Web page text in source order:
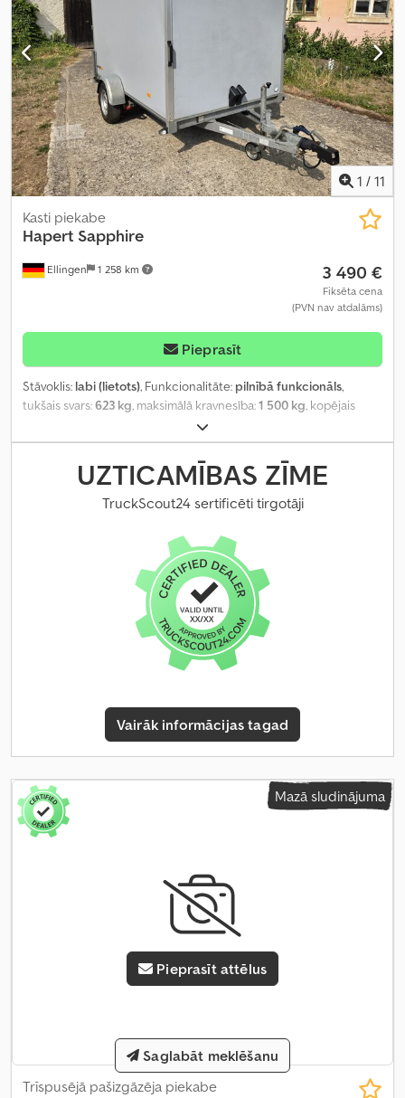
1 / 11
Ellingen 1 258 km
Kasti piekabe
Hapert Sapphire
3 490 €
Fiksēta cena
(PVN nav atdalāms)
Pieprasīt
Stāvoklis: labi (lietots), Funkcionalitāte: pilnībā funkcionāls,
tukšais svars:623 kg, maksimālā kravnesība:1 500 kg, kopējais
, asu konfigurācija:1 ass
nākamā pārbaude (TÜV):11/2027, maksimālais ātrums:100 km/h,
piekabes bremze:bremzēta piekabe
UZTICAMĪBAS ZĪME
TruckScout24 sertificēti tirgotāji
Vairāk informācijas tagad
Mazā sludinājuma
Pieprasīt attēlus
Trīspusējā pašizgāzēja piekabe
Saglabāt meklēšanu